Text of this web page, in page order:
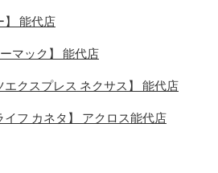
】 能代店
マック】 能代店
エクスプレス ネクサス】 能代店
イフ カネタ】 アクロス能代店